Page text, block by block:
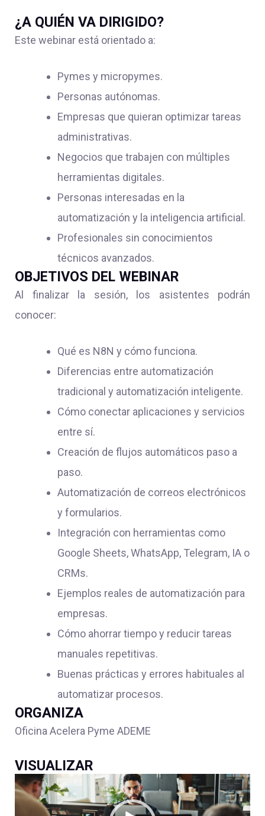
¿A QUIÉN VA DIRIGIDO?
Este webinar está orientado a:
Pymes y micropymes.
Personas autónomas.
Empresas que quieran optimizar tareas
administrativas.
Negocios que trabajen con múltiples
herramientas digitales.
Personas interesadas en la
automatización y la inteligencia artificial.
Profesionales sin conocimientos
técnicos avanzados.
OBJETIVOS DEL WEBINAR
Al finalizar la sesión, los asistentes podrán
conocer:
Qué es N8N y cómo funciona.
Diferencias entre automatización
tradicional y automatización inteligente.
Cómo conectar aplicaciones y servicios
entre sí.
Creación de flujos automáticos paso a
paso.
Automatización de correos electrónicos
y formularios.
Integración con herramientas como
Google Sheets, WhatsApp, Telegram, IA o
CRMs.
Ejemplos reales de automatización para
empresas.
Cómo ahorrar tiempo y reducir tareas
manuales repetitivas.
Buenas prácticas y errores habituales al
automatizar procesos.
ORGANIZA
Oficina Acelera Pyme ADEME
VISUALIZAR
Reproductor
de